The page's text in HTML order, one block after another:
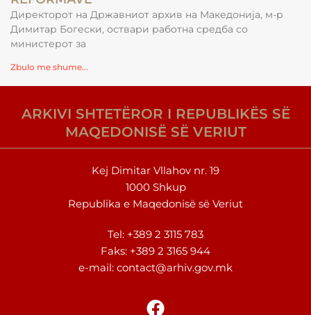
Директорот на Државниот архив на Македонија, м-р
Димитар Богески, оствари работна средба со
министерот за
Zbulo me shume...
ARKIVI SHTETËROR I REPUBLIKËS SË
MAQEDONISË SË VERIUT
Kej Dimitar Vllahov nr. 19
1000 Shkup
Republika e Maqedonisë së Veriut
Tel: +389 2 3115 783
Faks: +389 2 3165 944
e-mail: contact@arhiv.gov.mk
F